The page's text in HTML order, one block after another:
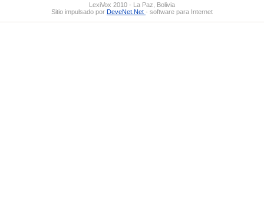
LexiVox 2010 - La Paz, Bolivia
Sitio impulsado por DeveNet.Net - software para Internet